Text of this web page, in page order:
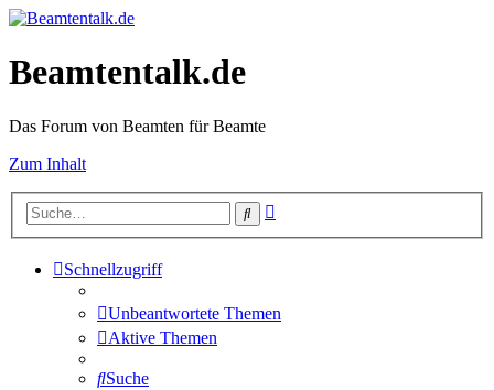
Beamtentalk.de
Das Forum von Beamten für Beamte
Zum Inhalt
Suche
Schnellzugriff
Unbeantwortete Themen
Aktive Themen
Suche